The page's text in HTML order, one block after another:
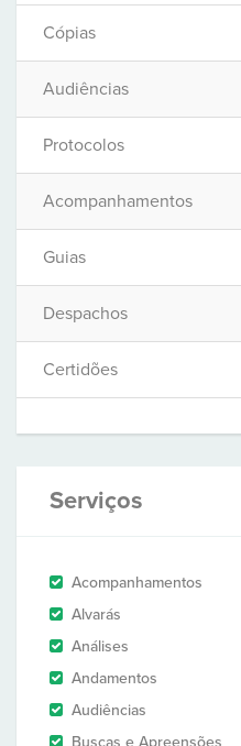
Cópias
Audiências
Protocolos
Acompanhamentos
Guias
Despachos
Certidões
Serviços
Acompanhamentos
Alvarás
Análises
Andamentos
Audiências
Buscas e Apreensões